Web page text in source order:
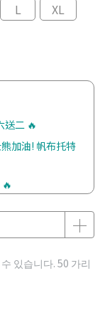
L
XL
送二 🔥
加油! 帆布托特
있습니다. 50 가리